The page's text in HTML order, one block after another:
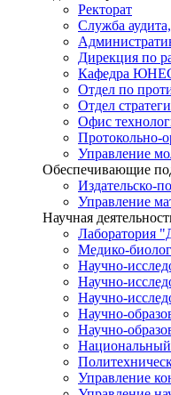
Ректорат
Служба
Дирекция по
Кафедра
Отдел по
Отдел
Офис
Протокольно-
Управление
Обеспечивающие
Издательско-
Управление
Научная
Лаборатория
Медико-
Научно-
Научно-
Научно-
Научно-
Научно-
Национальный
Управление